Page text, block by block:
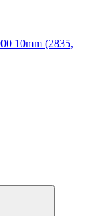
10mm (2835,